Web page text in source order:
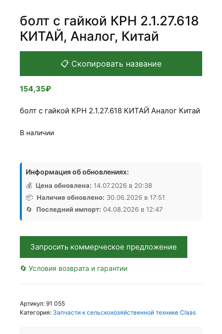
болт с гайкой КРН 2.1.27.618
КИТАЙ, Аналог, Китай
📋 Скопировать название
154,35₽
болт с гайкой КРН 2.1.27.618 КИТАЙ Аналог Китай
В наличии
товара
болт
гайкой
КРН
2.1.27.618
Китай
Информация об обновлениях:
💰 Цена обновлена: 14.07.2026 в 20:38
📦 Наличие обновлено: 30.06.2026 в 17:51
🔄
Последний импорт: 04.08.2026 в 12:47
Запросить коммерческое предложение
🔄 Условия возврата и гарантии
Артикул: 91 055
Категория: Запчасти к сельскохозяйственной технике Claas